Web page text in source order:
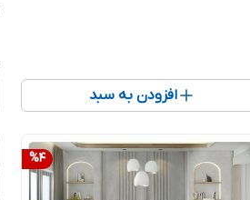
افزودن به سبد
%4